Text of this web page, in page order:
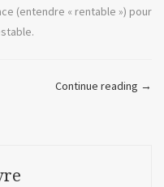
(entendre « rentable ») pour
Continue reading « I,
→